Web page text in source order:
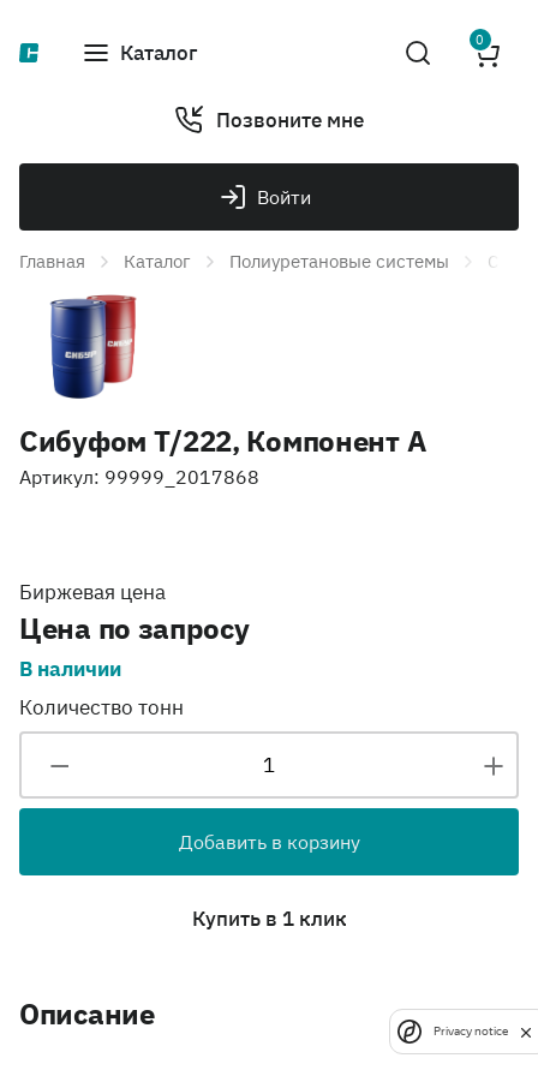
Каталог 0
Позвоните мне
Войти
Главная Каталог Полиуретановые системы
Сибуфом Т/222, Компонент А
Артикул: 99999_2017868
Биржевая цена
Цена по запросу
В наличии
Количество тонн
Добавить в корзину
Купить в 1 клик
Описание Privacy notice